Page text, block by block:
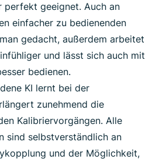
perfekt geeignet. Auch an
einfacher zu bedienenden
gedacht, außerdem arbeitet
und lässt sich auch mit
bedienen.
KI lernt bei der
zunehmend die
Kalibriervorgängen. Alle
sind selbstverständlich an
und der Möglichkeit,